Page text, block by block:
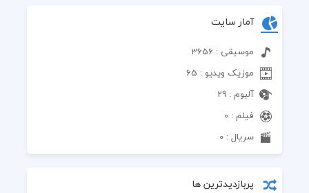
آمار سایت
موسیقی : 3656
موزیک ویدیو : 65
آلبوم : 29
فیلم : 0
سریال : 0
پربازدیدترین ها